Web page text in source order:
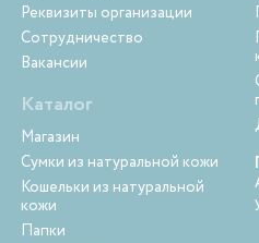
Реквизиты организации
Сотрудничество
Вакансии
Каталог
Магазин
Сумки из натуральной кожи
Кошельки из натуральной
кожи
Папки